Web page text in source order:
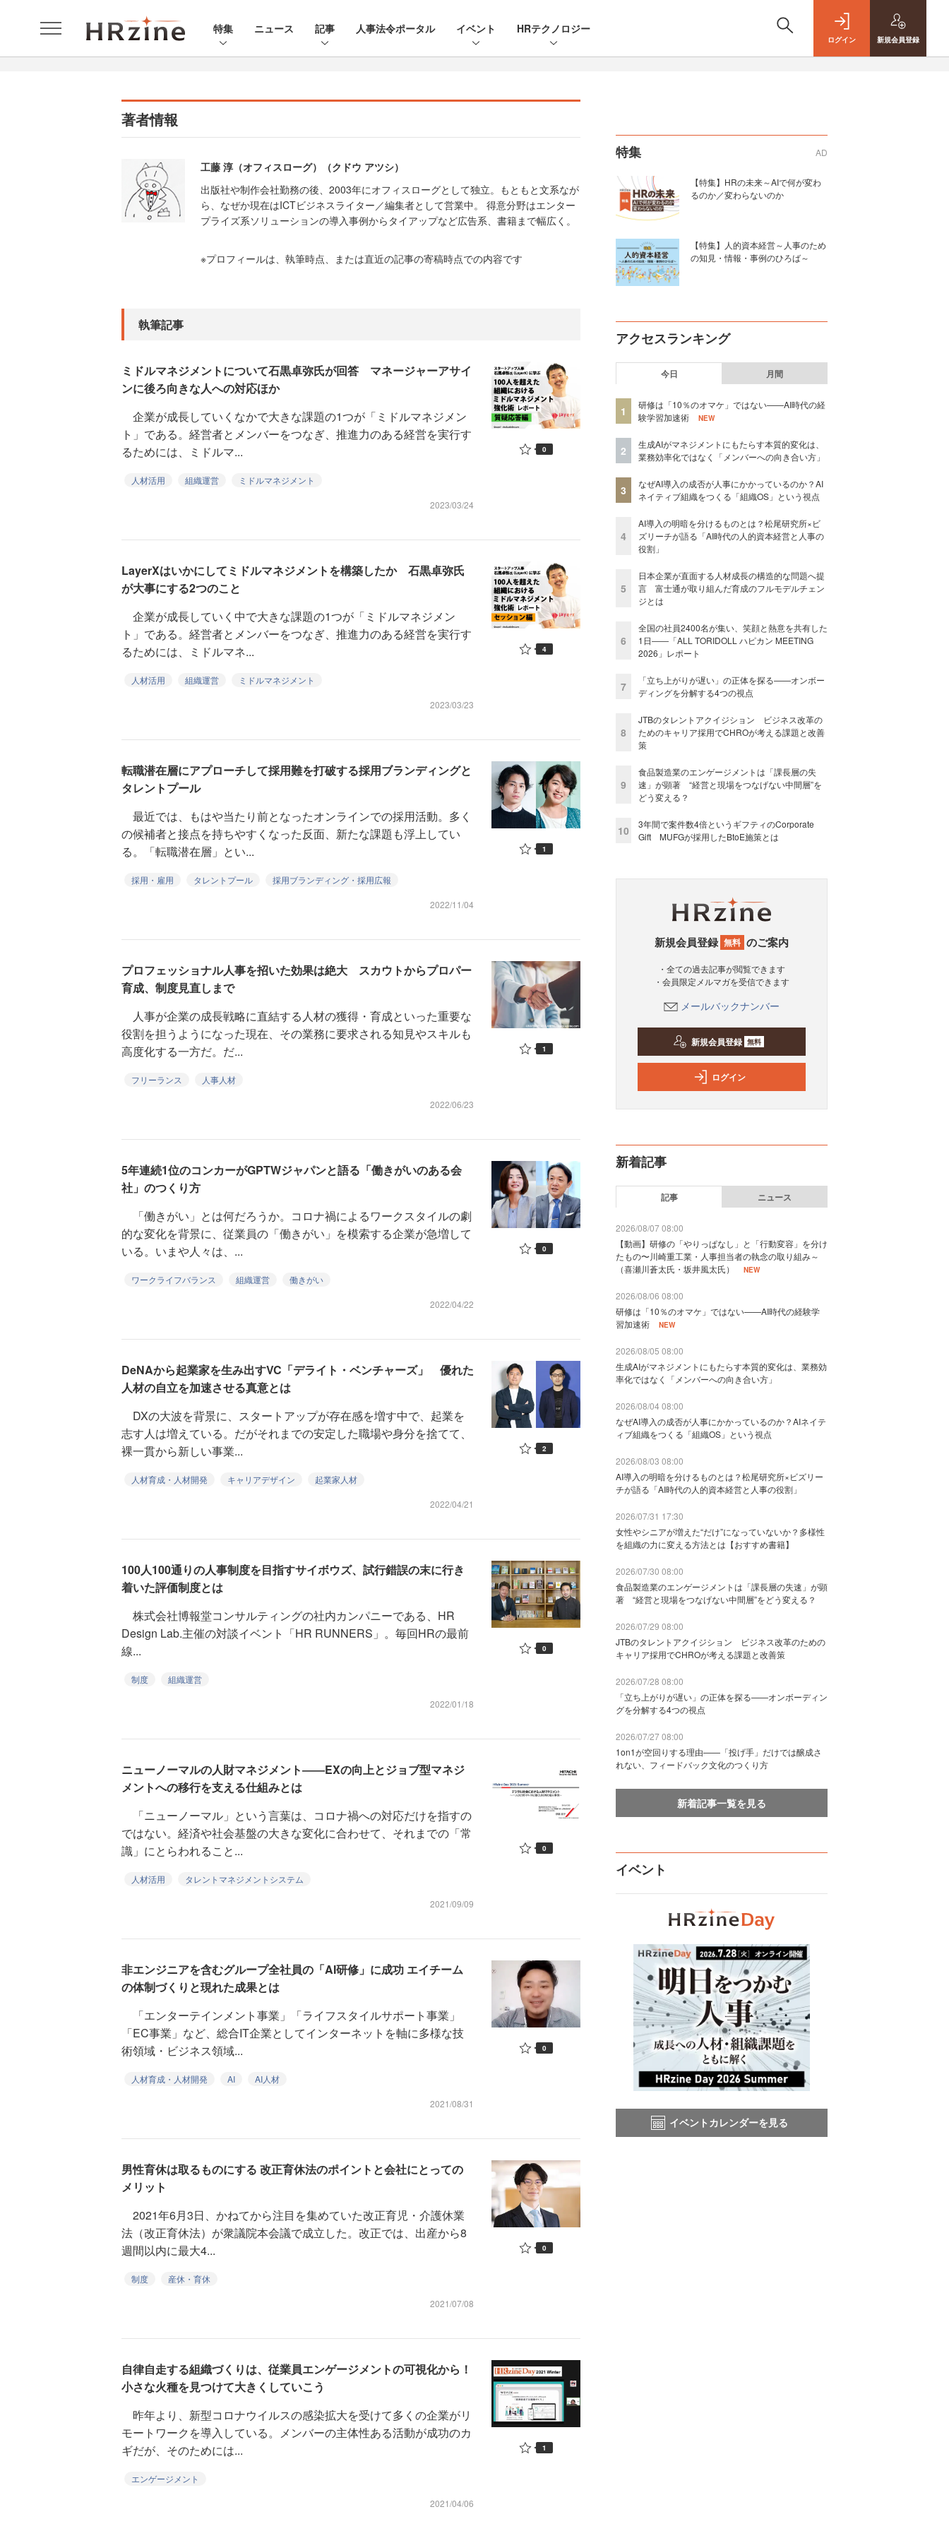
特集 ニュース 記事 人事法令ポータル イベント HRテクノロジー
ログイン 新規会員登録
著者情報
工藤 淳（オフィスローグ）（クドウ アツシ）
出版社や制作会社勤務の後、2003年にオフィスローグとして独立。もともと文系なが
ら、なぜか現在はICTビジネスライター／編集者として営業中。 得意分野はエンター
プライズ系ソリューションの導入事例からタイアップなど広告系、書籍まで幅広く。
※プロフィールは、執筆時点、または直近の記事の寄稿時点での内容です
執筆記事
ミドルマネジメントについて石黒卓弥氏が回答 マネージャーアサイ
ンに後ろ向きな人への対応ほか
企業が成長していくなかで大きな課題の1つが「ミドルマネジメン
ト」である。経営者とメンバーをつなぎ、推進力のある経営を実行す
るためには、ミドルマ...
人材活用 組織運営 ミドルマネジメント
2023/03/24
0
LayerXはいかにしてミドルマネジメントを構築したか 石黒卓弥氏
が大事にする2つのこと
企業が成長していく中で大きな課題の1つが「ミドルマネジメン
ト」である。経営者とメンバーをつなぎ、推進力のある経営を実行す
るためには、ミドルマネ...
人材活用 組織運営 ミドルマネジメント
2023/03/23
4
転職潜在層にアプローチして採用難を打破する採用ブランディングと
タレントプール
最近では、もはや当たり前となったオンラインでの採用活動。多く
の候補者と接点を持ちやすくなった反面、新たな課題も浮上してい
る。「転職潜在層」とい...
採用・雇用 タレントプール 採用ブランディング・採用広報
2022/11/04
1
プロフェッショナル人事を招いた効果は絶大 スカウトからプロパー
育成、制度見直しまで
人事が企業の成長戦略に直結する人材の獲得・育成といった重要な
役割を担うようになった現在、その業務に要求される知見やスキルも
高度化する一方だ。だ...
フリーランス 人事人材
2022/06/23
1
5年連続1位のコンカーがGPTWジャパンと語る「働きがいのある会
社」のつくり方
「働きがい」とは何だろうか。コロナ禍によるワークスタイルの劇
的な変化を背景に、従業員の「働きがい」を模索する企業が急増して
いる。いまや人々は、...
ワークライフバランス 組織運営 働きがい
2022/04/22
0
DeNAから起業家を生み出すVC「デライト・ベンチャーズ」 優れた
人材の自立を加速させる真意とは
DXの大波を背景に、スタートアップが存在感を増す中で、起業を
志す人は増えている。だがそれまでの安定した職場や身分を捨てて、
裸一貫から新しい事業...
人材育成・人材開発 キャリアデザイン 起業家人材
2022/04/21
2
100人100通りの人事制度を目指すサイボウズ、試行錯誤の末に行き
着いた評価制度とは
株式会社博報堂コンサルティングの社内カンパニーである、HR
Design Lab.主催の対談イベント「HR RUNNERS」。毎回HRの最前
線...
制度 組織運営
2022/01/18
0
ニューノーマルの人財マネジメント――EXの向上とジョブ型マネジ
メントへの移行を支える仕組みとは
「ニューノーマル」という言葉は、コロナ禍への対応だけを指すの
ではない。経済や社会基盤の大きな変化に合わせて、それまでの「常
識」にとらわれること...
人材活用 タレントマネジメントシステム
2021/09/09
0
非エンジニアを含むグループ全社員の「AI研修」に成功 エイチーム
の体制づくりと現れた成果とは
「エンターテインメント事業」「ライフスタイルサポート事業」
「EC事業」など、総合IT企業としてインターネットを軸に多様な技
術領域・ビジネス領域...
人材育成・人材開発 AI AI人材
2021/08/31
0
男性育休は取るものにする 改正育休法のポイントと会社にとっての
メリット
2021年6月3日、かねてから注目を集めていた改正育児・介護休業
法（改正育休法）が衆議院本会議で成立した。改正では、出産から8
週間以内に最大4...
制度 産休・育休
2021/07/08
0
自律自走する組織づくりは、従業員エンゲージメントの可視化から！
小さな火種を見つけて大きくしていこう
昨年より、新型コロナウイルスの感染拡大を受けて多くの企業がリ
モートワークを導入している。メンバーの主体性ある活動が成功のカ
ギだが、そのためには...
エンゲージメント
2021/04/06
1
特集 AD
【特集】HRの未来～AIで何が変わ
るのか／変わらないのか
【特集】人的資本経営～人事のため
の知見・情報・事例のひろば～
アクセスランキング
今日 月間
1
研修は「10％のオマケ」ではない——AI時代の経
験学習加速術
NEW
2
生成AIがマネジメントにもたらす本質的変化は、
業務効率化ではなく「メンバーへの向き合い方」
3
なぜAI導入の成否が人事にかかっているのか？AI
ネイティブ組織をつくる「組織OS」という視点
4
AI導入の明暗を分けるものとは？松尾研究所×ビ
ズリーチが語る「AI時代の人的資本経営と人事の
役割」
5
日本企業が直面する人材成長の構造的な問題へ提
言 富士通が取り組んだ育成のフルモデルチェン
ジとは
6
全国の社員2400名が集い、笑顔と熱意を共有した
1日――「ALL TORIDOLL ハピカン MEETING
2026」レポート
7
「立ち上がりが遅い」の正体を探る——オンボー
ディングを分解する4つの視点
8
JTBのタレントアクイジション ビジネス改革の
ためのキャリア採用でCHROが考える課題と改善
策
9
食品製造業のエンゲージメントは「課長層の失
速」が顕著 “経営と現場をつなげない中間層”を
どう変える？
10
3年間で案件数4倍というギフティのCorporate
Gift MUFGが採用したBtoE施策とは
新規会員登録 無料 のご案内
・全ての過去記事が閲覧できます
・会員限定メルマガを受信できます
メールバックナンバー
新規会員登録 無料
ログイン
新着記事
記事 ニュース
2026/08/07 08:00
【動画】研修の「やりっぱなし」と「行動変容」を分け
たもの〜川崎重工業・人事担当者の執念の取り組み～
（喜瀬川蒼太氏・坂井風太氏）
NEW
2026/08/06 08:00
研修は「10％のオマケ」ではない——AI時代の経験学
習加速術
NEW
2026/08/05 08:00
生成AIがマネジメントにもたらす本質的変化は、業務効
率化ではなく「メンバーへの向き合い方」
2026/08/04 08:00
なぜAI導入の成否が人事にかかっているのか？AIネイテ
ィブ組織をつくる「組織OS」という視点
2026/08/03 08:00
AI導入の明暗を分けるものとは？松尾研究所×ビズリー
チが語る「AI時代の人的資本経営と人事の役割」
2026/07/31 17:30
女性やシニアが増えた“だけ”になっていないか？多様性
を組織の力に変える方法とは【おすすめ書籍】
2026/07/30 08:00
食品製造業のエンゲージメントは「課長層の失速」が顕
著 “経営と現場をつなげない中間層”をどう変える？
2026/07/29 08:00
JTBのタレントアクイジション ビジネス改革のための
キャリア採用でCHROが考える課題と改善策
2026/07/28 08:00
「立ち上がりが遅い」の正体を探る——オンボーディン
グを分解する4つの視点
2026/07/27 08:00
1on1が空回りする理由——「投げ手」だけでは醸成さ
れない、フィードバック文化のつくり方
新着記事一覧を見る
イベント
イベントカレンダーを見る